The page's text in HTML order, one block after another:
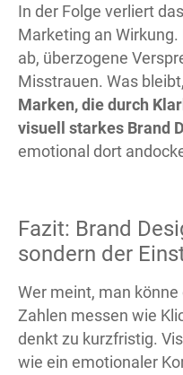
In der Folge verliert
Marketing an
ab, überzogene
Misstrauen. Was
Marken, die durch
visuell starkes Brand
emotional dort
Fazit: Brand
sondern der
Wer meint, man könne
Zahlen messen wie
denkt zu kurzfristig.
wie ein emotionaler